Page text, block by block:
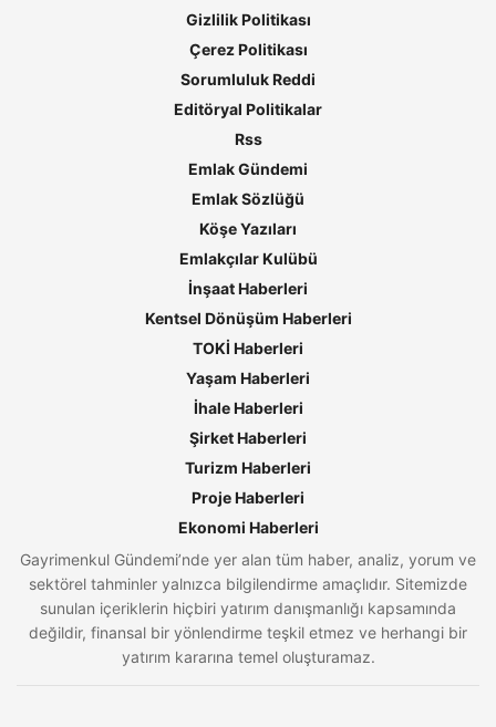
Gizlilik Politikası
Çerez Politikası
Sorumluluk Reddi
Editöryal Politikalar
Rss
Emlak Gündemi
Emlak Sözlüğü
Köşe Yazıları
Emlakçılar Kulübü
İnşaat Haberleri
Kentsel Dönüşüm Haberleri
TOKİ Haberleri
Yaşam Haberleri
İhale Haberleri
Şirket Haberleri
Turizm Haberleri
Proje Haberleri
Ekonomi Haberleri
Gayrimenkul Gündemi’nde yer alan tüm haber, analiz, yorum ve
sektörel tahminler yalnızca bilgilendirme amaçlıdır. Sitemizde
sunulan içeriklerin hiçbiri yatırım danışmanlığı kapsamında
değildir, finansal bir yönlendirme teşkil etmez ve herhangi bir
yatırım kararına temel oluşturamaz.